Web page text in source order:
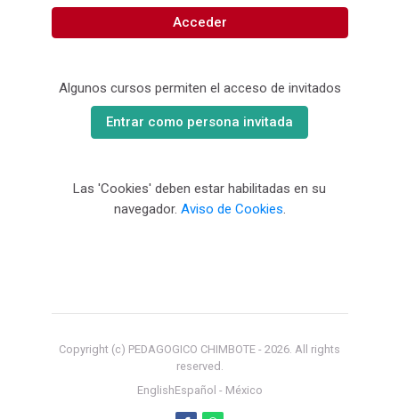
Acceder
Algunos cursos permiten el acceso de invitados
Entrar como persona invitada
Las 'Cookies' deben estar habilitadas en su
navegador. Aviso de Cookies.
Copyright (c) PEDAGOGICO CHIMBOTE - 2026. All rights
reserved.
EnglishEspañol - México